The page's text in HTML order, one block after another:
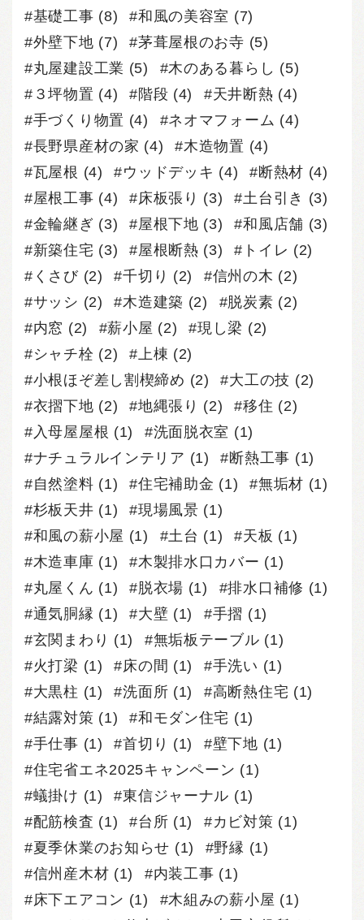
基礎工事 (8) 和風の美容室 (7)
外壁下地 (7) 茅葺屋根のお寺 (5)
丸屋建設工業 (5) 木のある暮らし (5)
３坪物置 (4) 階段 (4) 天井断熱 (4)
手づくり物置 (4) ネオマフォーム (4)
長野県産材の家 (4) 木造物置 (4)
瓦屋根 (4) ウッドデッキ (4) 断熱材 (4)
屋根工事 (4) 床板張り (3) 土台引き (3)
金輪継ぎ (3) 屋根下地 (3) 和風店舗 (3)
新築住宅 (3) 屋根断熱 (3) トイレ (2)
くさび(2) 千切り (2) 信州の木 (2)
サッシ (2) 木造建築 (2) 脱炭素 (2)
内窓 (2) 薪小屋 (2) 現し梁 (2)
シャチ栓 (2) 上棟 (2)
小根ほぞ差し割楔締め (2) 大工の技 (2)
衣摺下地 (2) 地縄張り (2) 移住 (2)
入母屋屋根 (1) 洗面脱衣室 (1)
ナチュラルインテリア (1) 断熱工事 (1)
自然塗料 (1) 住宅補助金 (1) 無垢材 (1)
杉板天井 (1) 現場風景 (1)
和風の薪小屋 (1) 土台 (1) 天板 (1)
木造車庫 (1) 木製排水口カバー (1)
丸屋くん (1) 脱衣場 (1) 排水口補修 (1)
通気胴縁 (1) 大壁 (1) 手摺 (1)
玄関まわり (1) 無垢板テーブル (1)
火打梁 (1) 床の間 (1) 手洗い (1)
大黒柱 (1) 洗面所 (1) 高断熱住宅 (1)
結露対策 (1) 和モダン住宅 (1)
手仕事 (1) 首切り (1) 壁下地 (1)
住宅省エネ2025キャンペーン (1)
蟻掛け (1) 東信ジャーナル (1)
配筋検査 (1) 台所 (1) カビ対策 (1)
夏季休業のお知らせ (1) 野縁 (1)
信州産木材 (1) 内装工事 (1)
床下エアコン (1) 木組みの薪小屋 (1)